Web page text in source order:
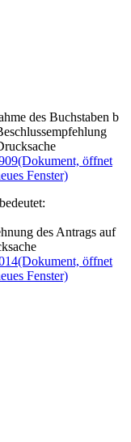
des Buchstaben b
(Dokument, öffnet
Fenster)
des Antrags auf
(Dokument, öffnet
Fenster)